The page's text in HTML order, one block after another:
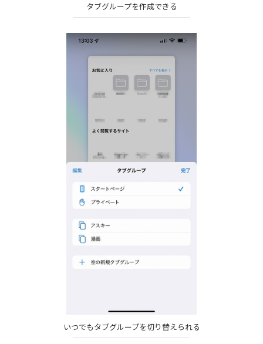
タブグループを作成できる
いつでもタブグループを切り替えられる